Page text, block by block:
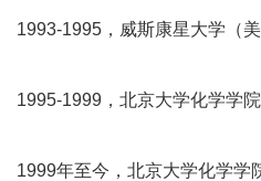
1993-1995，威斯康星大学（美
1995-1999，北京大学化学学院
1999年至今，北京大学化学学